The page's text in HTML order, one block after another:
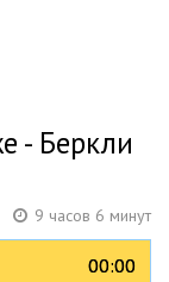
- Беркли
9 часов 6 минут
00:00
00:00